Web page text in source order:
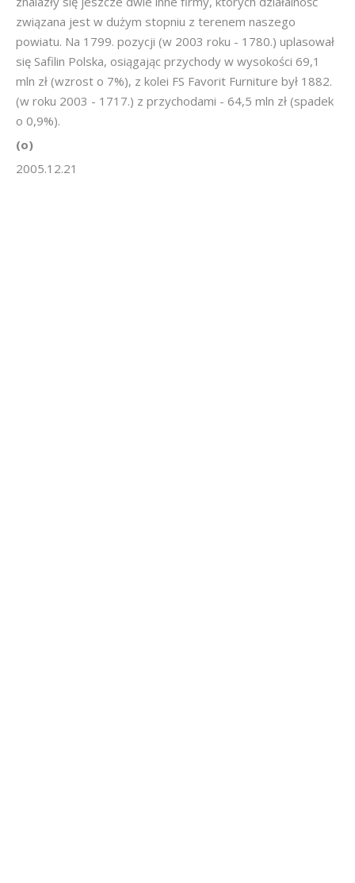
związana jest w dużym stopniu z terenem naszego
powiatu. Na 1799. pozycji (w 2003 roku - 1780.) uplasował
się Safilin Polska, osiągając przychody w wysokości 69,1
mln zł (wzrost o 7%), z kolei FS Favorit Furniture był 1882.
(w roku 2003 - 1717.) z przychodami - 64,5 mln zł (spadek
o 0,9%).
(o)
2005.12.21